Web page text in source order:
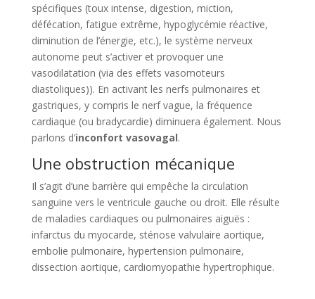
spécifiques (toux intense, digestion, miction,
défécation, fatigue extrême, hypoglycémie réactive,
diminution de l’énergie, etc.), le système nerveux
autonome peut s’activer et provoquer une
vasodilatation (via des effets vasomoteurs
diastoliques)). En activant les nerfs pulmonaires et
gastriques, y compris le nerf vague, la fréquence
cardiaque (ou bradycardie) diminuera également. Nous
parlons d’inconfort vasovagal.
Une obstruction mécanique
Il s’agit d’une barrière qui empêche la circulation
sanguine vers le ventricule gauche ou droit. Elle résulte
de maladies cardiaques ou pulmonaires aiguës :
infarctus du myocarde, sténose valvulaire aortique,
embolie pulmonaire, hypertension pulmonaire,
dissection aortique, cardiomyopathie hypertrophique.